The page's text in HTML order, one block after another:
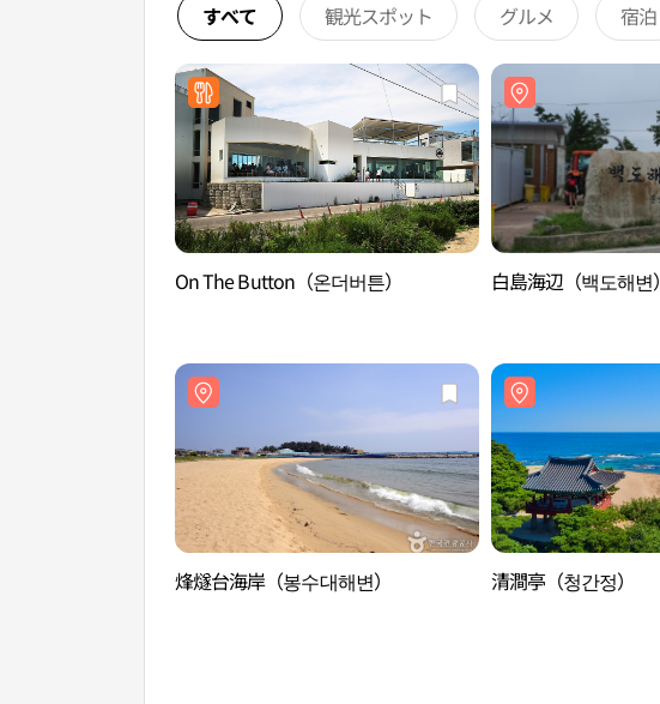
すべて 観光スポット グルメ 宿泊
On The Button（온더버튼） 白島海辺（백도해변）
烽燧台海岸（봉수대해변） 清澗亭（청간정）